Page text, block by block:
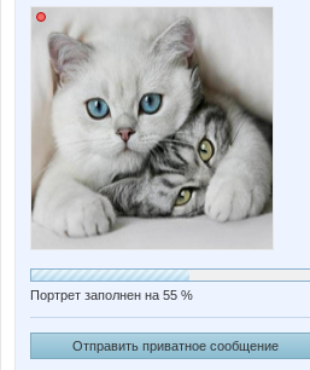
Портрет заполнен на 55 %
Отправить приватное сообщение